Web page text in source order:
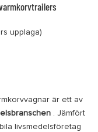
upplaga)
är ett av
. Jämfört
livsmedelsföretag